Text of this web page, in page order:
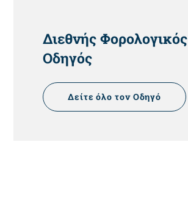
HEADING
Διεθνής Φορολογικός
Οδηγός
Δείτε όλο τον Οδηγό